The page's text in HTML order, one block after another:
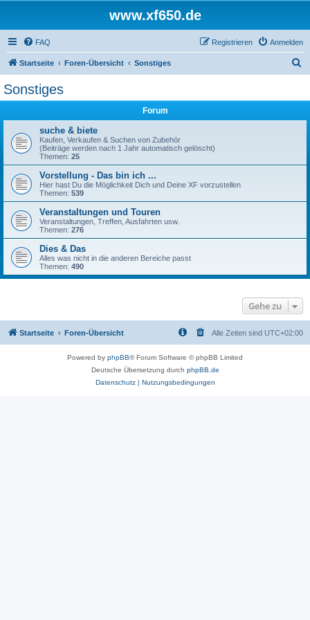
www.xf650.de
FAQ Anmelden
Registrieren
Startseite Foren-Übersicht Sonstiges
Sonstiges
Forum
suche & biete
Kaufen, Verkaufen & Suchen von Zubehör
(Beiträge werden nach 1 Jahr automatisch gelöscht)
Themen: 25
Vorstellung - Das bin ich ...
Hier hast Du die Möglichkeit Dich und Deine XF vorzustellen
Themen: 539
Veranstaltungen und Touren
Veranstaltungen, Treffen, Ausfahrten usw.
Themen: 276
Dies & Das
Alles was nicht in die anderen Bereiche passt
Themen: 490
Gehe zu
Startseite Foren-Übersicht Alle Zeiten sind UTC+02:00
Powered by phpBB® Forum Software © phpBB Limited
Deutsche Übersetzung durch phpBB.de
Datenschutz| Nutzungsbedingungen